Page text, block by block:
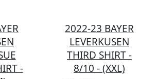
-
2022-23 BAYER
LEVERKUSEN
THIRD SHIRT -
8/10 - (XXL)